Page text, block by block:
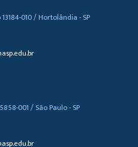
010 / Hortolândia - SP
001 / São Paulo - SP